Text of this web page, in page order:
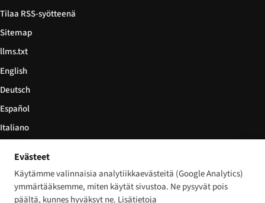
Tilaa RSS-syötteenä
Sitemap
llms.txt
English
Deutsch
Español
Italiano
Evästeet
Käytämme valinnaisia analytiikkaevästeitä (Google Analytics)
ymmärtääksemme, miten käytät sivustoa. Ne pysyvät pois
päältä, kunnes hyväksyt ne. Lisätietoja